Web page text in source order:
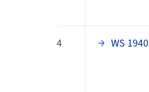
4 WS 1940